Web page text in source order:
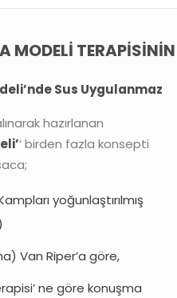
MODELI TERAPISININ
Sus Uygulanmaz
hazırlanan
‘ birden fazla konsepti
yoğunlaştırılmış
Van Riper’a göre,
ne göre konuşma